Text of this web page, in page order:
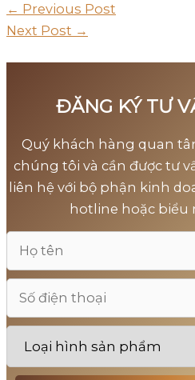
← Previous Post
Next Post →
ĐĂNG KÝ TƯ
Quý khách hàng quan
chúng tôi và cần được tư
liên hệ với bộ phận kinh
hotline hoặc biểu